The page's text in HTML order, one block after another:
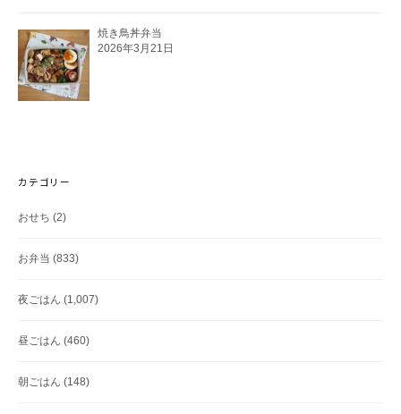
焼き鳥丼弁当
2026年3月21日
カテゴリー
おせち (2)
お弁当 (833)
夜ごはん (1,007)
昼ごはん (460)
朝ごはん (148)